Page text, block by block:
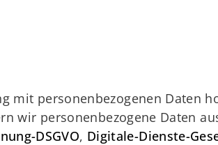
mit personenbezogenen Daten
wir personenbezogene Daten
DSGVO, Digitale-Dienste-